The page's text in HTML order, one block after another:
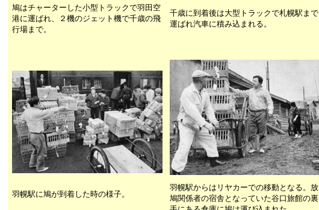
鳩はチャーターした小型トラックで羽田空
港に運ばれ、２機のジェット機で千歳の飛
行場まで。
千歳に到着後は大型トラックで札幌駅まで
運ばれ汽車に積み込まれる。
羽幌駅に鳩が到着した時の様子。
羽幌駅からはリヤカーでの移動となる。放
鳩関係者の宿舎となっていた谷口旅館の裏